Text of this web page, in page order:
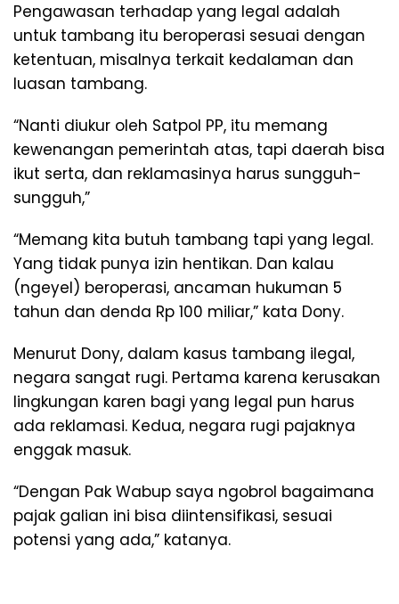
Pengawasan terhadap yang legal adalah
untuk tambang itu beroperasi sesuai dengan
ketentuan, misalnya terkait kedalaman dan
luasan tambang.
“Nanti diukur oleh Satpol PP, itu memang
kewenangan pemerintah atas, tapi daerah bisa
ikut serta, dan reklamasinya harus sungguh-
sungguh,”
“Memang kita butuh tambang tapi yang legal.
Yang tidak punya izin hentikan. Dan kalau
(ngeyel) beroperasi, ancaman hukuman 5
tahun dan denda Rp 100 miliar,” kata Dony.
Menurut Dony, dalam kasus tambang ilegal,
negara sangat rugi. Pertama karena kerusakan
lingkungan karen bagi yang legal pun harus
ada reklamasi. Kedua, negara rugi pajaknya
enggak masuk.
“Dengan Pak Wabup saya ngobrol bagaimana
pajak galian ini bisa diintensifikasi, sesuai
potensi yang ada,” katanya.